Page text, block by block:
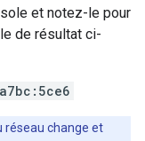
et notez-le pour
de résultat ci-
réseau change et